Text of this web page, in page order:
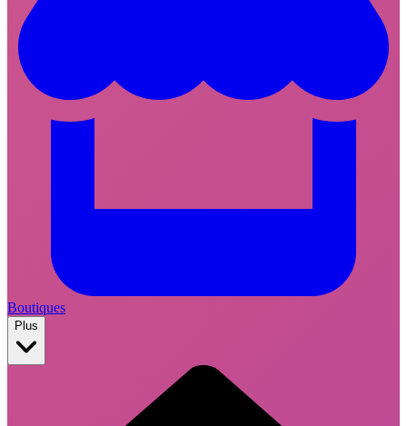
Boutiques
Plus